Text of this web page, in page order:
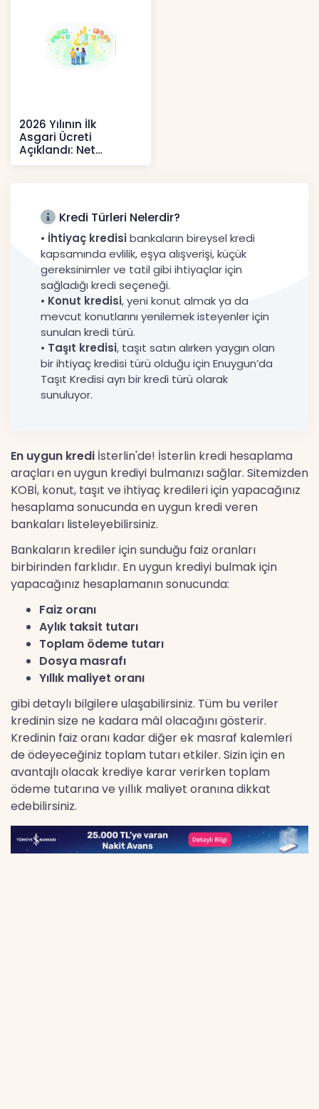
2026 Yılının İlk
Asgari Ücreti
Açıklandı: Net
52.738 TL, Ek Destek
Kredi Türleri Nelerdir?
• İhtiyaç kredisibankaların bireysel kredi
kapsamında evlilik, eşya alışverişi, küçük
gereksinimler ve tatil gibi ihtiyaçlar için
sağladığı kredi seçeneği.
• Konut kredisi, yeni konut almak ya da
mevcut konutlarını yenilemek isteyenler için
sunulan kredi türü.
• Taşıt kredisi, taşıt satın alırken yaygın olan
bir ihtiyaç kredisi türü olduğu için Enuygun’da
Taşıt Kredisi ayrı bir kredi türü olarak
sunuluyor.
En uygun kredi İsterlin'de! İsterlin kredi hesaplama
araçları en uygun krediyi bulmanızı sağlar. Sitemizden
KOBİ, konut, taşıt ve ihtiyaç kredileri için yapacağınız
hesaplama sonucunda en uygun kredi veren
bankaları listeleyebilirsiniz.
Bankaların krediler için sunduğu faiz oranları
birbirinden farklıdır. En uygun krediyi bulmak için
yapacağınız hesaplamanın sonucunda:
Faiz oranı
Aylık taksit tutarı
Toplam ödeme tutarı
Dosya masrafı
Yıllık maliyet oranı
gibi detaylı bilgilere ulaşabilirsiniz. Tüm bu veriler
kredinin size ne kadara mâl olacağını gösterir.
Kredinin faiz oranı kadar diğer ek masraf kalemleri
de ödeyeceğiniz toplam tutarı etkiler. Sizin için en
avantajlı olacak krediye karar verirken toplam
ödeme tutarına ve yıllık maliyet oranına dikkat
edebilirsiniz.